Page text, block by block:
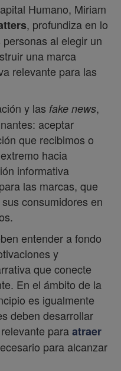
Humano, Miriam
, profundiza en lo
al elegir un
una marca
relevante para las
y las fake news,
aceptar
que recibimos o
hacia
informativa
las marcas, que
consumidores en
entender a fondo
y
que conecte
En el ámbito de la
es igualmente
deben desarrollar
paraatraer
para alcanzar